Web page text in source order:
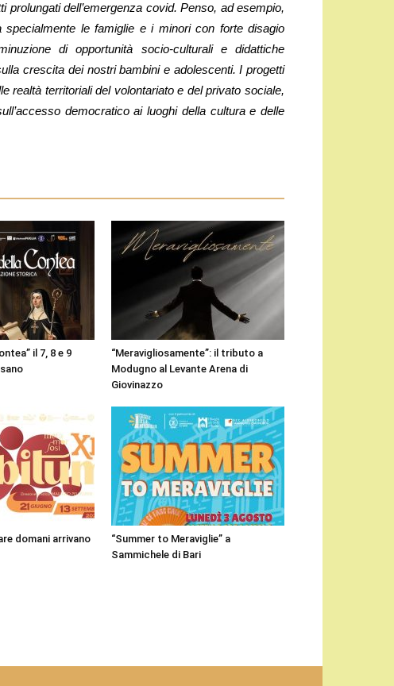
dell’emergenza covid. Penso, ad esempio,
le famiglie e i minori con forte disagio
di opportunità socio-culturali e didattiche
crescita dei nostri bambini e adolescenti. I progetti
realtà territoriali del volontariato e del privato sociale,
democratico ai luoghi della cultura e delle
il 7, 8 e 9
“Meravigliosamente”: il tributo a
Modugno al Levante Arena di
Giovinazzo
domani arrivano
“Summer to Meraviglie” a
Sammichele di Bari